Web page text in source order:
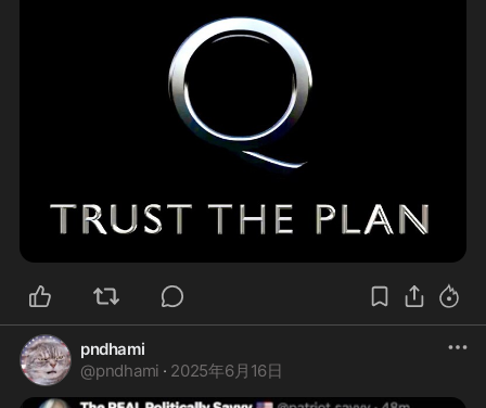
pndhami
@pndhami · 2025年6月16日